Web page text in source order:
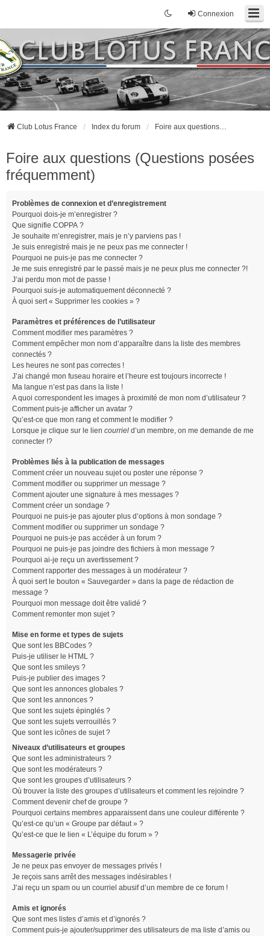
Connexion
Club Lotus France Index du forum Foire aux questions (Questions posées fréquemment)
Foire aux questions (Questions posées
fréquemment)
Problèmes de connexion et d’enregistrement
Pourquoi dois-je m’enregistrer ?
Que signifie COPPA ?
Je souhaite m’enregistrer, mais je n’y parviens pas !
Je suis enregistré mais je ne peux pas me connecter !
Pourquoi ne puis-je pas me connecter ?
Je me suis enregistré par le passé mais je ne peux plus me connecter ?!
J’ai perdu mon mot de passe !
Pourquoi suis-je automatiquement déconnecté ?
À quoi sert « Supprimer les cookies » ?
Paramètres et préférences de l’utilisateur
Comment modifier mes paramètres ?
Comment empêcher mon nom d’apparaître dans la liste des membres
connectés ?
Les heures ne sont pas correctes !
J’ai changé mon fuseau horaire et l’heure est toujours incorrecte !
Ma langue n’est pas dans la liste !
A quoi correspondent les images à proximité de mon nom d’utilisateur ?
Comment puis-je afficher un avatar ?
Qu’est-ce que mon rang et comment le modifier ?
Lorsque je clique sur le lien courriel d’un membre, on me demande de me
connecter !?
Problèmes liés à la publication de messages
Comment créer un nouveau sujet ou poster une réponse ?
Comment modifier ou supprimer un message ?
Comment ajouter une signature à mes messages ?
Comment créer un sondage ?
Pourquoi ne puis-je pas ajouter plus d’options à mon sondage ?
Comment modifier ou supprimer un sondage ?
Pourquoi ne puis-je pas accéder à un forum ?
Pourquoi ne puis-je pas joindre des fichiers à mon message ?
Pourquoi ai-je reçu un avertissement ?
Comment rapporter des messages à un modérateur ?
À quoi sert le bouton « Sauvegarder » dans la page de rédaction de
message ?
Pourquoi mon message doit être validé ?
Comment remonter mon sujet ?
Mise en forme et types de sujets
Que sont les BBCodes ?
Puis-je utiliser le HTML ?
Que sont les smileys ?
Puis-je publier des images ?
Que sont les annonces globales ?
Que sont les annonces ?
Que sont les sujets épinglés ?
Que sont les sujets verrouillés ?
Que sont les icônes de sujet ?
Niveaux d’utilisateurs et groupes
Que sont les administrateurs ?
Que sont les modérateurs ?
Que sont les groupes d’utilisateurs ?
Où trouver la liste des groupes d’utilisateurs et comment les rejoindre ?
Comment devenir chef de groupe ?
Pourquoi certains membres apparaissent dans une couleur différente ?
Qu’est-ce qu’un « Groupe par défaut » ?
Qu’est-ce que le lien « L’équipe du forum » ?
Messagerie privée
Je ne peux pas envoyer de messages privés !
Je reçois sans arrêt des messages indésirables !
J’ai reçu un spam ou un courriel abusif d’un membre de ce forum !
Amis et ignorés
Que sont mes listes d’amis et d’ignorés ?
Comment puis-je ajouter/supprimer des utilisateurs de ma liste d’amis ou